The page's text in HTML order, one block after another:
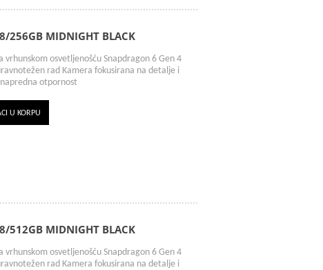
256GB MIDNIGHT BLACK
osvetljenošću Snapdragon 6 Gen 4
rad Kamera fokusirana na detalje i
otpornost
U KORPU
512GB MIDNIGHT BLACK
osvetljenošću Snapdragon 6 Gen 4
rad Kamera fokusirana na detalje i